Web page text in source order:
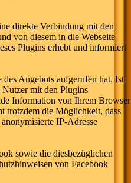
direkte Verbindung mit den
von diesem in die Webseite
Plugins erhebt und informiert
Angebots aufgerufen hat. Ist
mit den Plugins
Information von Ihrem Browser
trotzdem die Möglichkeit, dass
IP-Adresse
sowie die diesbezüglichen
von Facebook